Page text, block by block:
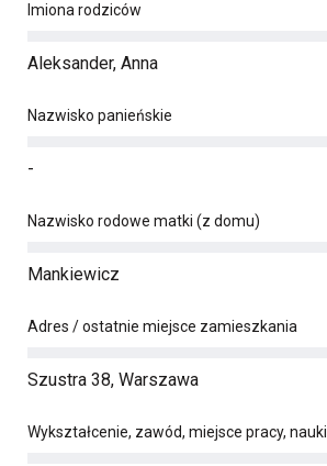
Imiona rodziców
Aleksander, Anna
Nazwisko panieńskie
-
Nazwisko rodowe matki (z domu)
Mankiewicz
Adres / ostatnie miejsce zamieszkania
Szustra 38, Warszawa
Wykształcenie, zawód, miejsce pracy, nauki